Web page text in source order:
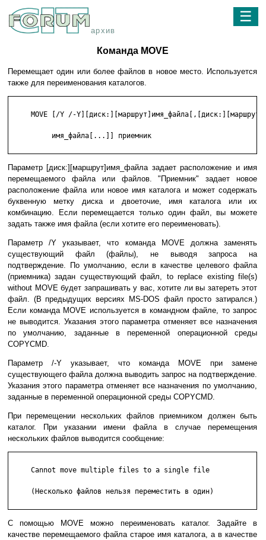
архив
☰
Команда MOVE
Перемещает один или более файлов в новое место. Используется
также для переименования каталогов.
     MOVE [/Y /-Y][диск:][маршрут]имя_файла[,[диск:][маршрут]
          имя_файла[...]] приемник
Параметр [диск:][маршрут]имя_файла задает расположение и имя
перемещаемого файла или файлов. "Приемник" задает новое
расположение файла или новое имя каталога и может содержать
буквенную метку диска и двоеточие, имя каталога или их
комбинацию. Если перемещается только один файл, вы можете
задать также имя файла (если хотите его переименовать).
Параметр /Y указывает, что команда MOVE должна заменять
существующий файл (файлы), не выводя запроса на
подтверждение. По умолчанию, если в качестве целевого файла
(приемника) задан существующий файл, to replace existing file(s)
without MOVE будет запрашивать у вас, хотите ли вы затереть этот
файл. (В предыдущих версиях MS-DOS файл просто затирался.)
Если команда MOVE используется в командном файле, то запрос
не выводится. Указания этого параметра отменяет все назначения
по умолчанию, заданные в переменной операционной среды
COPYCMD.
Параметр /-Y указывает, что команда MOVE при замене
существующего файла должна выводить запрос на подтверждение.
Указания этого параметра отменяет все назначения по умолчанию,
заданные в переменной операционной среды COPYCMD.
При перемещении нескольких файлов приемником должен быть
каталог. При указании имени файла в случае перемещения
нескольких файлов выводится сообщение:
     Cannot move multiple files to a single file
     (Несколько файлов нельзя переместить в один)
С помощью MOVE можно переименовать каталог. Задайте в
качестве перемещаемого файла старое имя каталога, а в качестве